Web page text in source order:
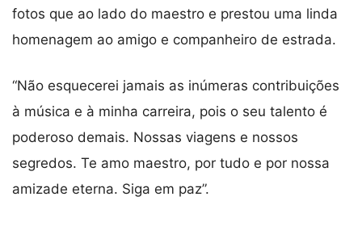
fotos que ao lado do maestro e prestou uma linda
homenagem ao amigo e companheiro de estrada.
“Não esquecerei jamais as inúmeras contribuições
à música e à minha carreira, pois o seu talento é
poderoso demais. Nossas viagens e nossos
segredos. Te amo maestro, por tudo e por nossa
amizade eterna. Siga em paz”.